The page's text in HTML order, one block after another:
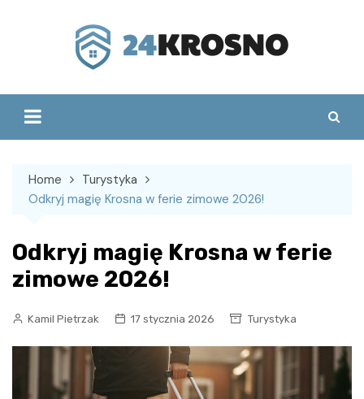
Home
Turystyka
Odkryj magię Krosna w ferie zimowe 2026!
Odkryj magię Krosna w ferie
zimowe 2026!
Kamil Pietrzak 17 stycznia 2026 Turystyka